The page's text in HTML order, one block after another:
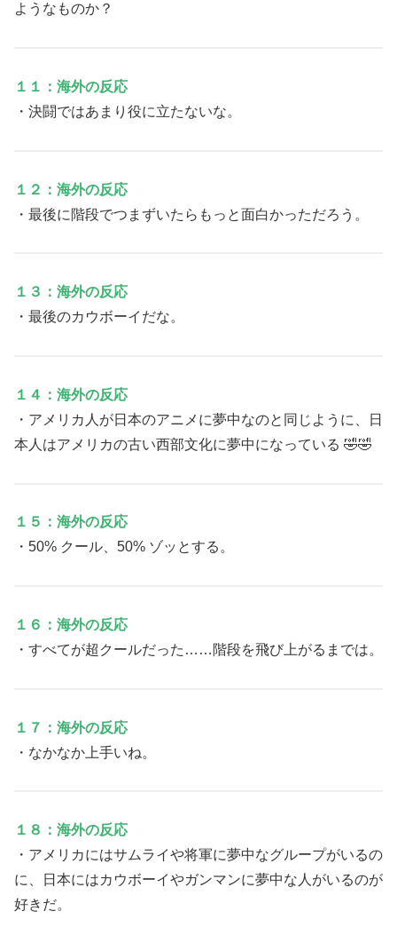
ようなものか？
１１：海外の反応
・決闘ではあまり役に立たないな。
１２：海外の反応
・最後に階段でつまずいたらもっと面白かっただろう。
１３：海外の反応
・最後のカウボーイだな。
１４：海外の反応
・アメリカ人が日本のアニメに夢中なのと同じように、日
本人はアメリカの古い西部文化に夢中になっている 🤣🤣
１５：海外の反応
・50% クール、50% ゾッとする。
１６：海外の反応
・すべてが超クールだった……階段を飛び上がるまでは。
１７：海外の反応
・なかなか上手いね。
１８：海外の反応
・アメリカにはサムライや将軍に夢中なグループがいるの
に、日本にはカウボーイやガンマンに夢中な人がいるのが
好きだ。